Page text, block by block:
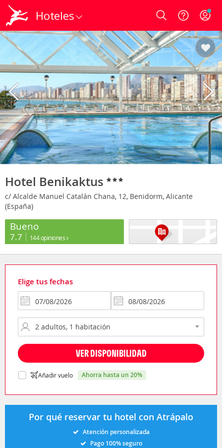
Hoteles Login
Hotel Benikaktus
c/ Alcalde Manuel Catalán Chana, 12, Benidorm, Alicante
(España)
Bueno
7.7 144 opiniones
Elige tus fechas
VER DISPONIBILIDAD
Añadir vuelo ahorra hasta un 20%
Por qué reservar tu hotel con Atrápalo
Atención personalizada
Pago 100% seguro